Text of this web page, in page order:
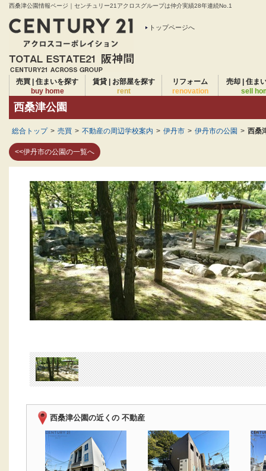
西桑津公園情報ページ｜センチュリー21アクロスグループは仲介実績28年連続No.1
トップページへ
売買 | 住まいを探す
buy home
賃貸 | お部屋を探す
rent
リフォーム
renovation
売却 | 住ま
sell
西桑津公園
総合トップ > 売買 > 不動産の周辺学校案内 > 伊丹市 > 伊丹市の公園 > 西桑
<<伊丹市の公園の一覧へ
西桑津公園の近くの 不動産